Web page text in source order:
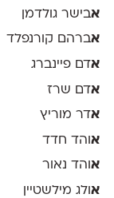
אבישר גולדמן
אברהם קורנפלד
אדם פיינברג
אדם שרז
אדר מוריץ
אוהד חדד
אוהד נאור
אולג מילשטיין